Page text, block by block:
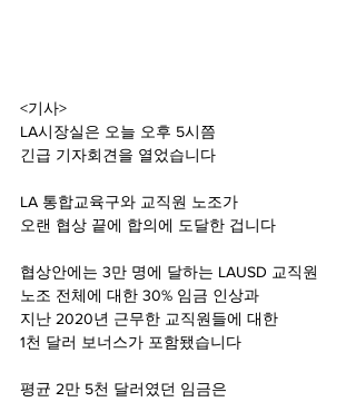
<기사>
LA시장실은 오늘 오후 5시쯤
긴급 기자회견을 열었습니다
LA 통합교육구와 교직원 노조가
오랜 협상 끝에 합의에 도달한 겁니다
협상안에는 3만 명에 달하는 LAUSD 교직원
노조 전체에 대한 30% 임금 인상과
지난 2020년 근무한 교직원들에 대한
1천 달러 보너스가 포함됐습니다
평균 2만 5천 달러였던 임금은